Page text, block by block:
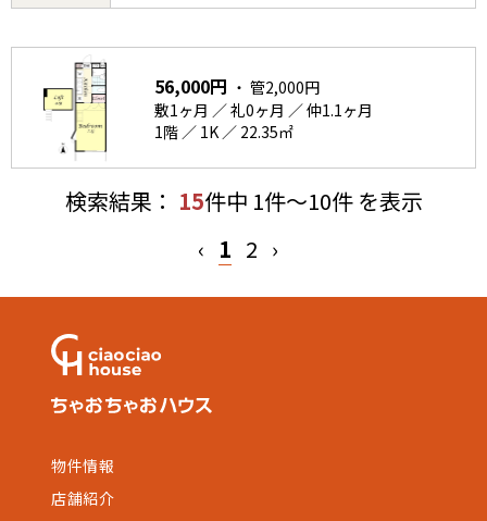
56,000円 ・ 管2,000円
敷1ヶ月 ／ 礼0ヶ月 ／ 仲1.1ヶ月
1階 ／ 1K ／ 22.35㎡
検索結果： 15件中 1件～10件 を表示
‹ 1 2 ›
物件情報
店舗紹介